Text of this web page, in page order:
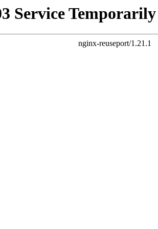
Service
nginx-reuseport/1.21.1